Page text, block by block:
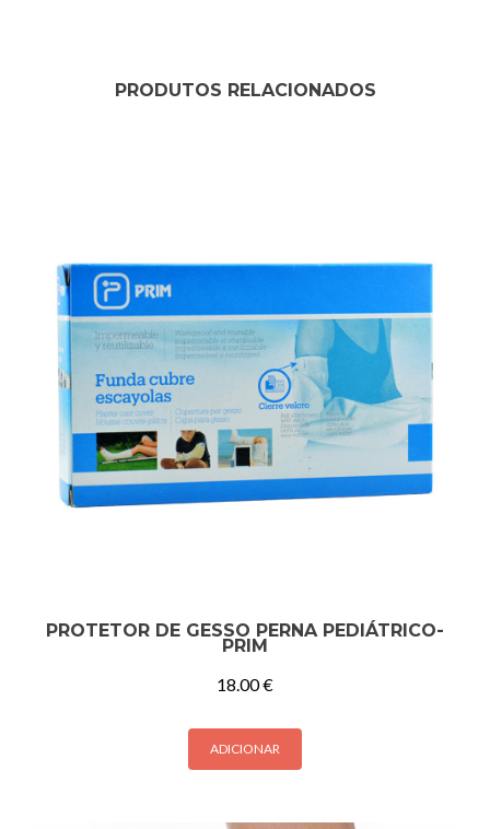
PRODUTOS RELACIONADOS
PROTETOR DE GESSO PERNA PEDIÁTRICO-
PRIM
18.00€
ADICIONAR